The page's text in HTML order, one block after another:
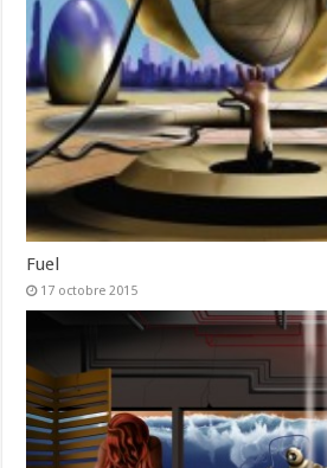
Fuel
17 octobre 2015